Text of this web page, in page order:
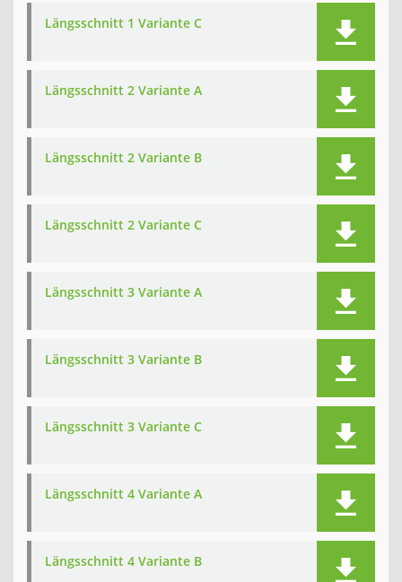
Längsschnitt 1 Variante C
Längsschnitt 2 Variante A
Längsschnitt 2 Variante B
Längsschnitt 2 Variante C
Längsschnitt 3 Variante A
Längsschnitt 3 Variante B
Längsschnitt 3 Variante C
Längsschnitt 4 Variante A
Längsschnitt 4 Variante B